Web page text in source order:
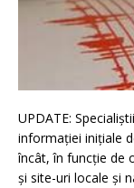
UPDATE:
informației inițiale
încât, în funcție de
și site-uri locale și